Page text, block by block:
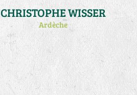
CHRISTOPHE WISSER
Ardèche